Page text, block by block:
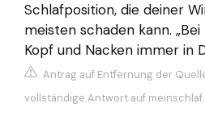
Schlafposition, die deiner
meisten schaden kann.
Kopf und Nacken immer in
Antrag auf Entfernung der
vollständige Antwort auf